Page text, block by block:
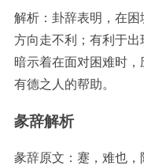
解析：卦辞表明，在
方向走不利；有利于
暗示着在面对困难时
有德之人的帮助。
彖辞解析
彖辞原文：蹇，难也，